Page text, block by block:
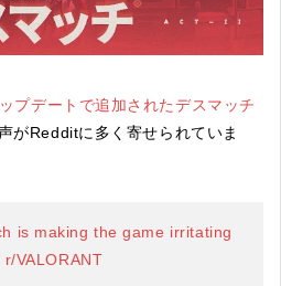
プデートで追加されたデスマッチ
がRedditに多く寄せられていま
is making the game irritating
r/VALORANT